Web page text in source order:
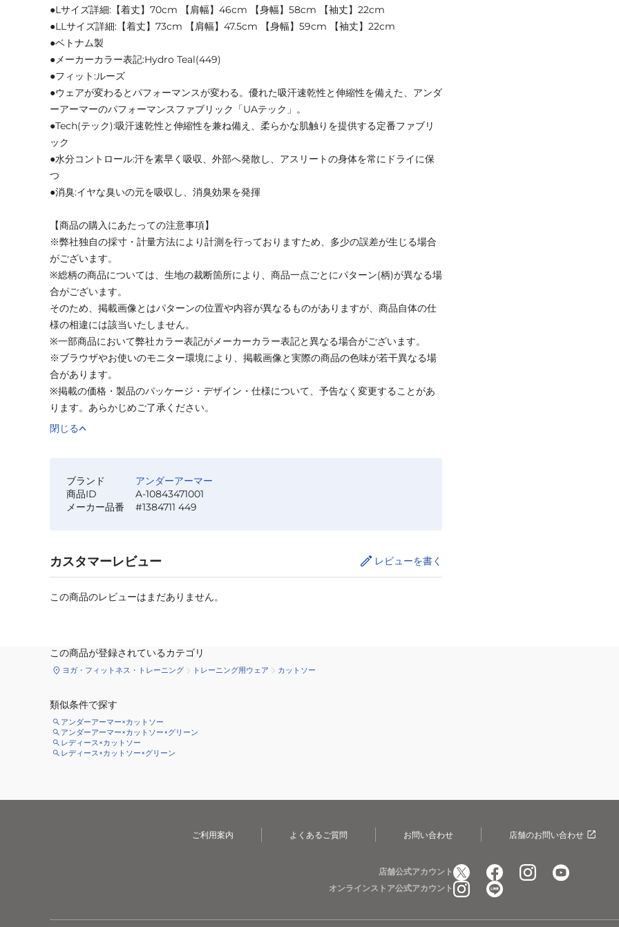
●Lサイズ詳細:【着丈】70cm 【肩幅】46cm 【身幅】58cm 【袖丈】22cm
●LLサイズ詳細:【着丈】73cm 【肩幅】47.5cm 【身幅】59cm 【袖丈】22cm
●ベトナム製
●メーカーカラー表記:Hydro Teal(449)
●フィット:ルーズ
●ウェアが変わるとパフォーマンスが変わる。優れた吸汗速乾性と伸縮性を備えた、アンダ
ーアーマーのパフォーマンスファブリック「UAテック」。
●Tech(テック):吸汗速乾性と伸縮性を兼ね備え、柔らかな肌触りを提供する定番ファブリ
ック
●水分コントロール:汗を素早く吸収、外部へ発散し、アスリートの身体を常にドライに保
つ
●消臭:イヤな臭いの元を吸収し、消臭効果を発揮
【商品の購入にあたっての注意事項】
※弊社独自の採寸・計量方法により計測を行っておりますため、多少の誤差が生じる場合
がございます。
※総柄の商品については、生地の裁断箇所により、商品一点ごとにパターン(柄)が異なる場
合がございます。
そのため、掲載画像とはパターンの位置や内容が異なるものがありますが、商品自体の仕
様の相違には該当いたしません。
※一部商品において弊社カラー表記がメーカーカラー表記と異なる場合がございます。
※ブラウザやお使いのモニター環境により、掲載画像と実際の商品の色味が若干異なる場
合があります。
※掲載の価格・製品のパッケージ・デザイン・仕様について、予告なく変更することがあ
ります。あらかじめご了承ください。
閉じる
ブランド
アンダーアーマー
商品ID
A-10843471001
メーカー品番
#1384711 449
カスタマーレビュー レビューを書く
この商品のレビューはまだありません。
この商品が登録されているカテゴリ
ヨガ・フィットネス・トレーニング トレーニング用ウェア カットソー
類似条件で探す
アンダーアーマー×カットソー
アンダーアーマー×カットソー×グリーン
レディース×カットソー
レディース×カットソー×グリーン
ご利用案内 よくあるご質問 お問い合わせ 店舗のお問い合わせ
店舗公式アカウント
オンラインストア公式アカウント